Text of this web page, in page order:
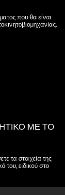
που θα είναι
ΜΕ ΤΟ
τα στοιχεία της
του, ειδικού στο